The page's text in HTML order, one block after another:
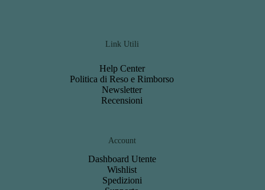
Link Utili
Help Center
Politica di Reso e Rimborso
Newsletter
Recensioni
Account
Dashboard Utente
Wishlist
Spedizioni